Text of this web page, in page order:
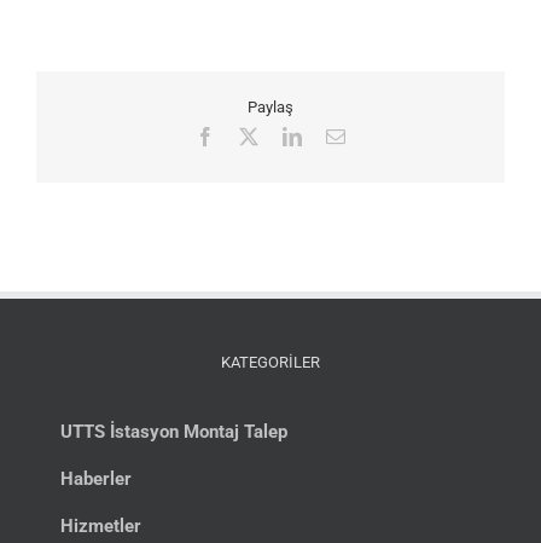
Paylaş
Facebook LinkedIn
E-
KATEGORİLER
UTTS İstasyon Montaj Talep
Haberler
Hizmetler